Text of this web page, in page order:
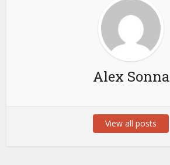
Alex Sonna
View all posts